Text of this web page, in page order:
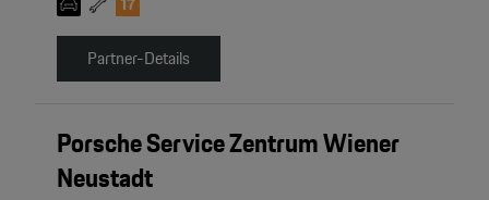
Partner-Details
Porsche Service Zentrum Wiener
Neustadt